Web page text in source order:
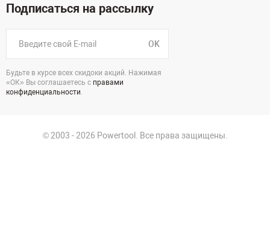
Подписаться на рассылку
OK
Будьте в курсе всех скидоки акций. Нажимая
«ОК» Вы соглашаетесь с правами
конфиденциальности.
© 2003 - 2026 Powertool. Все права защищены.